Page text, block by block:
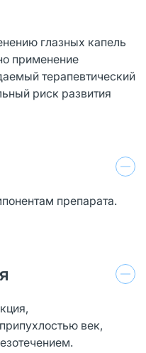
глазных капель
применение
терапевтический
риск развития
препарата.
век,